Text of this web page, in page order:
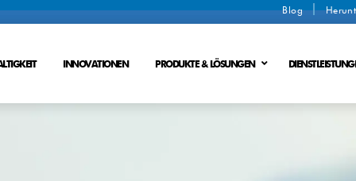
Blog
INNOVATIONEN PRODUKTE & LÖSUNGEN